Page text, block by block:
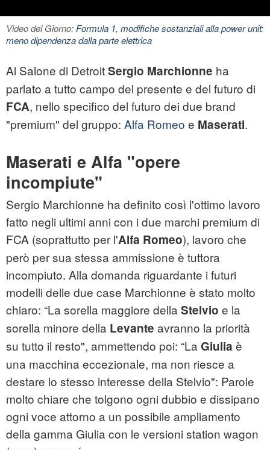
Video del Giorno:Formula 1, modifiche sostanziali alla power unit:
meno dipendenza dalla parte elettrica
Al Salone di DetroitSergio Marchionne ha
parlato a tutto campo del presente e del futuro di
FCA, nello specifico del futuro dei due brand
"premium" del gruppo: Alfa Romeo e Maserati.
Maserati e Alfa "opere
incompiute"
Sergio Marchionne ha definito così l'ottimo lavoro
fatto negli ultimi anni con i due marchi premium di
FCA (soprattutto per l'Alfa Romeo), lavoro che
però per sua stessa ammissione è tuttora
incompiuto. Alla domanda riguardante i futuri
modelli delle due case Marchionne è stato molto
chiaro: “La sorella maggiore della Stelvio e la
sorella minore della Levante avranno la priorità
su tutto il resto", ammettendo poi: “La Giulia è
una macchina eccezionale, ma non riesce a
destare lo stesso interesse della Stelvio": Parole
molto chiare che tolgono ogni dubbio e dissipano
ogni voce attorno a un possibile ampliamento
della gamma Giulia con le versioni station wagon